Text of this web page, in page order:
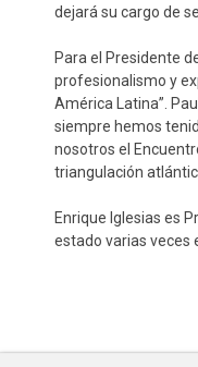
dejará su cargo de
Para el Presidente
profesionalismo y
América Latina”.
siempre hemos
nosotros el
triangulación
Enrique Iglesias es
estado varias veces